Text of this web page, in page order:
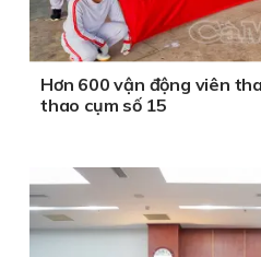
Hơn 600 vận động viên
thao cụm số 15